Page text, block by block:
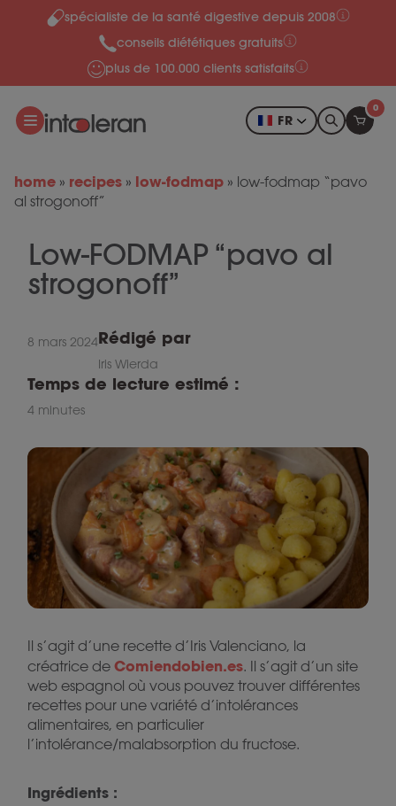
Skip to content
spécialiste de la santé digestive depuis 2008
conseils diététiques gratuits
plus de 100.000 clients satisfaits
FR
0
home » recipes » low-fodmap » low-fodmap “pavo
al strogonoff”
Low-FODMAP “pavo al
strogonoff”
8 mars 2024Rédigé par
Iris Wierda
Temps de lecture estimé :
4 minutes
Il s’agit d’une recette d’Iris Valenciano, la
créatrice de Comiendobien.es. Il s’agit d’un site
web espagnol où vous pouvez trouver différentes
recettes pour une variété d’intolérances
alimentaires, en particulier
l’intolérance/malabsorption du fructose.
Ingrédients :